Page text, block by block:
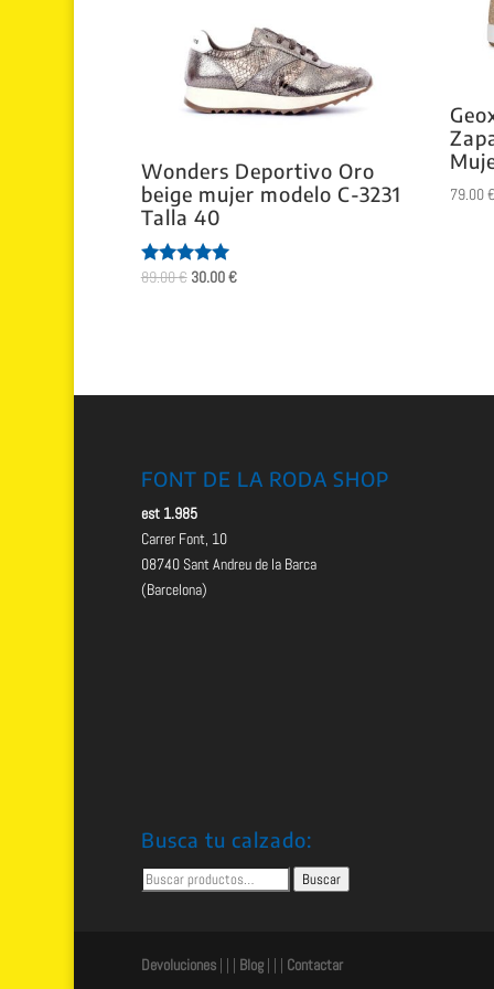
Wonders Deportivo Oro
beige mujer modelo C-3231
Talla 40
Valorado
89.00€ El
30.00€El
79.00€
FONT DE LA RODA SHOP
est 1.985
Carrer Font, 10
08740 Sant Andreu de la Barca
(Barcelona)
Busca tu calzado:
Buscar
por:
Buscar
Devoluciones| | | Blog| | | Contactar